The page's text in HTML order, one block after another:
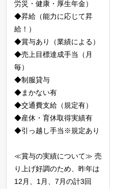
労災・健康・厚生年金）
◆昇給（能力に応じて昇
給！）
◆賞与あり（業績による）
◆売上目標達成手当（月
毎）
◆制服貸与
◆まかない有
◆交通費支給（規定有）
◆産休・育休取得実績有
◆引っ越し手当※規定あり
≪賞与の実績について≫ 売
り上げ好調のため、昨年は
12月、1月、7月の計3回